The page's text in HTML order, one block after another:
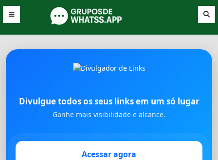
Divulgue todos os seus links em um só lugar
Ganhe mais visibilidade e alcance.
Acessar agora